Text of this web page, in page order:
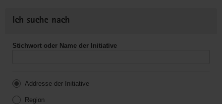
Ich suche nach
Stichwort oder Name der Initiative
Addresse der Initiative
Region